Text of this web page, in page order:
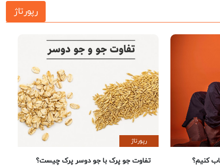
رپورتاژ
کنیم؟
رپورتاژ
تفاوت جو پرک با جو دوسر پرک چیست؟